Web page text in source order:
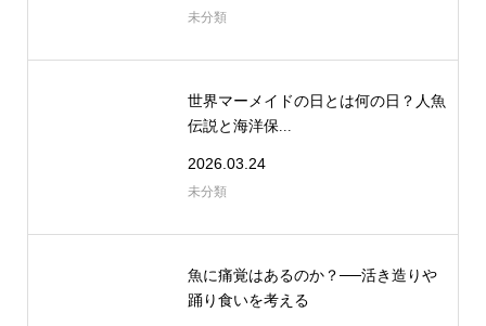
未分類
世界マーメイドの日とは何の日？人魚
伝説と海洋保...
2026.03.24
未分類
魚に痛覚はあるのか？──活き造りや
踊り食いを考える